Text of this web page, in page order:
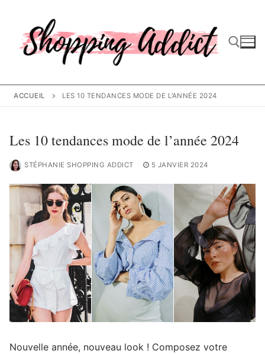
contenu
Rechercher :
ACCUEIL LES 10 TENDANCES MODE DE L’ANNÉE 2024
Les 10 tendances mode de l’année 2024
STÉPHANIE SHOPPING ADDICT 5 JANVIER 2024
Nouvelle année, nouveau look ! Composez votre